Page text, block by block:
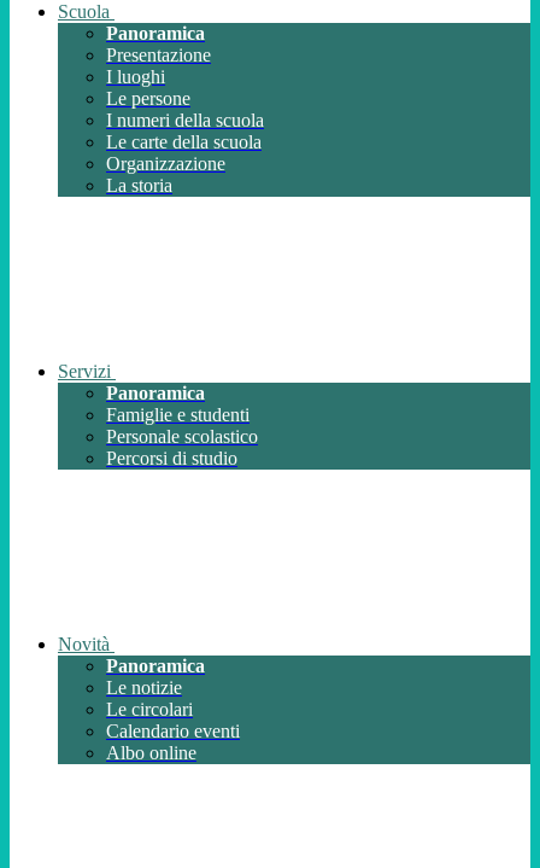
Scuola
Panoramica
Presentazione
I luoghi
Le persone
I numeri della scuola
Le carte della scuola
Organizzazione
La storia
Servizi
Panoramica
Famiglie e studenti
Personale scolastico
Percorsi di studio
Novità
Panoramica
Le notizie
Le circolari
Calendario eventi
Albo online